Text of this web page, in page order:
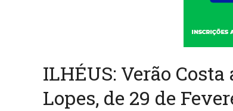
ILHÉUS: Verão
Lopes, de 29 de